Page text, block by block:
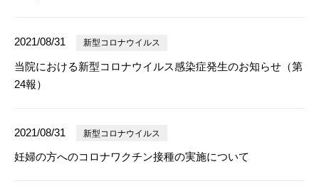
2021/08/31 新型コロナウイルス
当院における新型コロナウイルス感染症発生のお知らせ（第
24報）
2021/08/31 新型コロナウイルス
妊婦の方へのコロナワクチン接種の実施について